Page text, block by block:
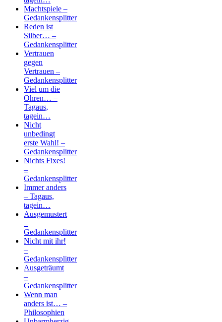
Machtspiele –
Gedankensplitter
Reden ist
Silber… –
Gedankensplitter
Vertrauen
gegen
Vertrauen –
Gedankensplitter
Viel um die
Ohren… –
Tagaus,
tagein…
Nicht
unbedingt
erste Wahl! –
Gedankensplitter
Nichts Fixes!
–
Gedankensplitter
Immer anders
– Tagaus,
tagein…
Ausgemustert
–
Gedankensplitter
Nicht mit ihr!
–
Gedankensplitter
Ausgeträumt
–
Gedankensplitter
Wenn man
anders ist… –
Philosophien